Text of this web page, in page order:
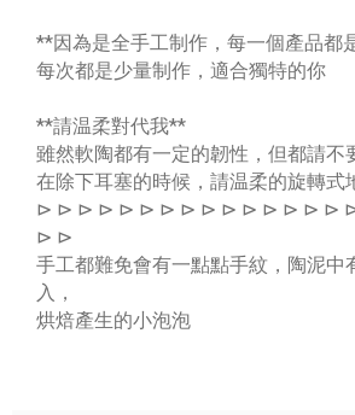
**因為是全手工制作，每一個產品都
每次都是少量制作，適合獨特的你
**請温柔對代我**
雖然軟陶都有一定的韌性，但都請不
在除下耳塞的時候，請温柔的旋轉式
⊳ ⊳ ⊳ ⊳ ⊳ ⊳ ⊳ ⊳ ⊳ ⊳ ⊳ ⊳ ⊳ ⊳ ⊳
⊳ ⊳
手工都難免會有一點點手紋，陶泥中
入，
烘焙產生的小泡泡